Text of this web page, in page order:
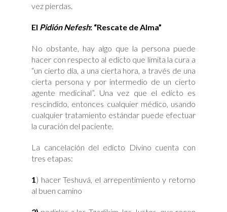
vez pierdas.
El Pidión Nefesh: “Rescate de Alma”
No obstante, hay algo que la persona puede
hacer con respecto al edicto que limita la cura a
“un cierto día, a una cierta hora, a través de una
cierta persona y por intermedio de un cierto
agente medicinal”. Una vez que el edicto es
rescindido, entonces cualquier médico, usando
cualquier tratamiento estándar puede efectuar
la curación del paciente.
La cancelación del edicto Divino cuenta con
tres etapas:
1 ) hacer Teshuvá, el arrepentimiento y retorno
al buen camino